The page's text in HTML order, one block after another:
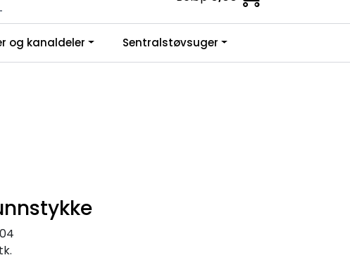
Infosenter Favoritter
og kanaldeler Sentralstøvsuger